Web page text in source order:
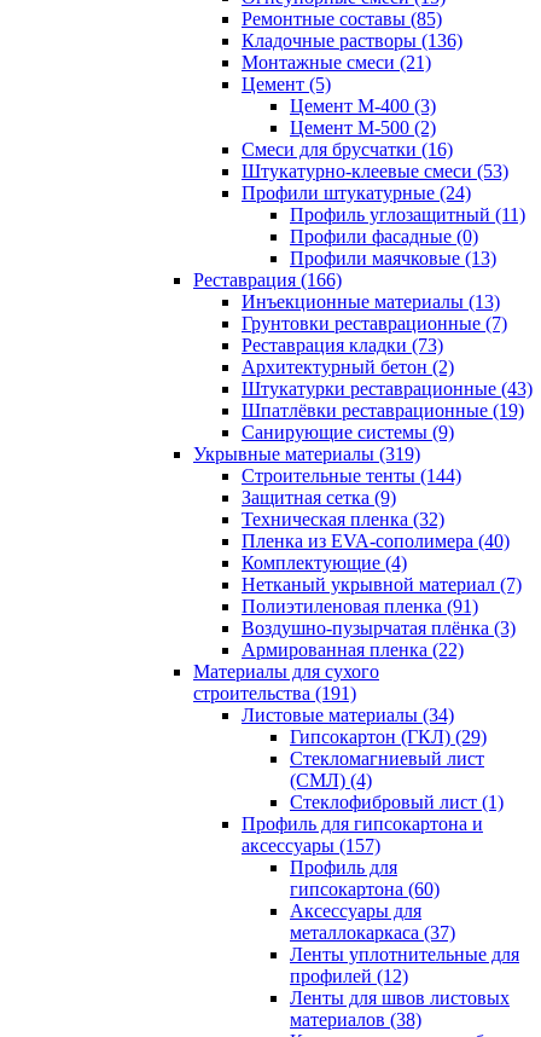
Ремонтные составы (85)
Кладочные растворы (136)
Монтажные смеси (21)
Цемент (5)
Цемент М-400 (3)
Цемент М-500 (2)
Смеси для брусчатки (16)
Штукатурно-клеевые смеси (53)
Профили штукатурные (24)
Профиль углозащитный (11)
Профили фасадные (0)
Профили маячковые (13)
Реставрация (166)
Инъекционные материалы (13)
Грунтовки реставрационные (7)
Реставрация кладки (73)
Архитектурный бетон (2)
Штукатурки реставрационные (43)
Шпатлёвки реставрационные (19)
Санирующие системы (9)
Укрывные материалы (319)
Строительные тенты (144)
Защитная сетка (9)
Техническая пленка (32)
Пленка из EVA-сополимера (40)
Комплектующие (4)
Нетканый укрывной материал (7)
Полиэтиленовая пленка (91)
Воздушно-пузырчатая плёнка (3)
Армированная пленка (22)
Материалы для сухого
строительства (191)
Листовые материалы (34)
Гипсокартон (ГКЛ) (29)
Стекломагниевый лист
(СМЛ) (4)
Cтеклофибровый лист (1)
Профиль для гипсокартона и
аксессуары (157)
Профиль для
гипсокартона (60)
Аксессуары для
металлокаркаса (37)
Ленты уплотнительные для
профилей (12)
Ленты для швов листовых
материалов (38)